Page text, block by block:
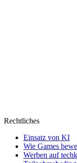
Rechtliches
Einsatz von KI
Wie Games
Werben auf